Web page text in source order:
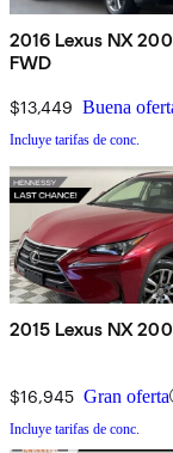
2016 Lexus NX
FWD
$13,449 Buena
Incluye tarifas de conc.
2015 Lexus NX
$16,945 Gran oferta
Incluye tarifas de conc.